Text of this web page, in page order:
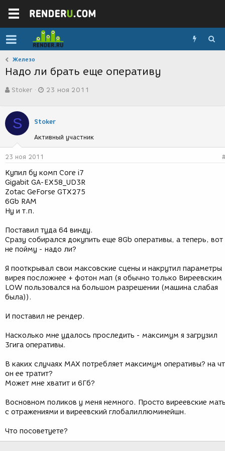
Железо
Надо ли брать еще оперативу
в
о
р
т
е
м
ы
Stoker
а
с
з
д
и
я
23 ноя 2011
S Stoker
Активный участник
23 ноя 2011
Купил бу комп Core i7
Gigabit GA-EX58_UD3R
Zotac GeForse GTX275
6Gb RAM
Ну и т.п.
Поставил туда 64 винду.
Сразу собирался докупить еще 8Gb оперативы, а теперь, вот
не пойму - надо ли?
Я пооткрывал свои максовские сцены и накрутил параметры
вирея посложнее + фотон мап (я обычно только Виреевским
LOW пользовался на большом разрешении (машина слабая
была)).
И поставил не рендер.
Насколько мне удалось проследить - максимум я загрузил
3гига оперативы.
В каких случаях МАХ потребляет максимум оперативы? на
он ее тратит?
Может мне хватит и 6Гб?
Восновном поликов у меня немного. Просто виреевские
с отражениями и виреевский глобалиллюминейшн.
Что посоветуете?